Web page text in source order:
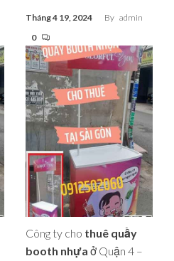
Tháng 4 19, 2024 By admin
0
Công ty cho thuê quầy
booth nhựa ở Quận 4 –